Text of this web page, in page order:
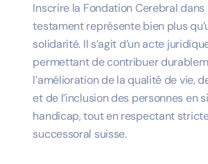
Inscrire la Fondation Cerebral dans
testament représente bien plus
solidarité. Il s’agit d’unacte
permettant de contribuer
l’amélioration de la qualité de vie,
et de l’inclusion des personnes en
handicap, tout en respectant
successoral suisse.